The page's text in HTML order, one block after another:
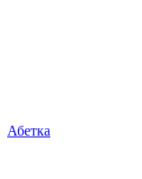
Абетка